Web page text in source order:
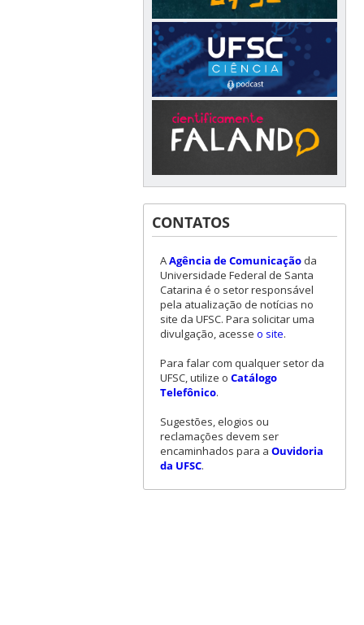
CONTATOS
AAgência de Comunicaçãoda
Universidade Federal de Santa
Catarina é o setor responsável
pela atualização de notícias no
site da UFSC. Para solicitar uma
divulgação, acesse o site.
Para falar com qualquer setor da
UFSC, utilize o Catálogo
Telefônico.
Sugestões, elogios ou
reclamações devem ser
encaminhados para a Ouvidoria
da UFSC.